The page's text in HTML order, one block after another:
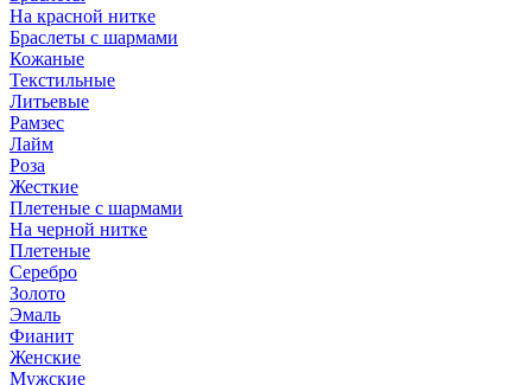
На красной нитке
Браслеты с шармами
Кожаные
Текстильные
Литьевые
Рамзес
Лайм
Роза
Жесткие
Плетеные с шармами
На черной нитке
Плетеные
Серебро
Золото
Эмаль
Фианит
Женские
Мужские